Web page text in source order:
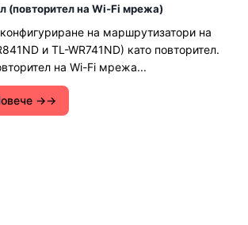
(повторител на Wi-Fi мрежа)
на маршрутизатори на
и TL-WR741ND) като повторител.
на Wi-Fi мрежа...
→